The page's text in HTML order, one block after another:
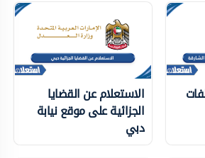
الاستعلام عن القضايا
الجزائية على موقع نيابة
دبي